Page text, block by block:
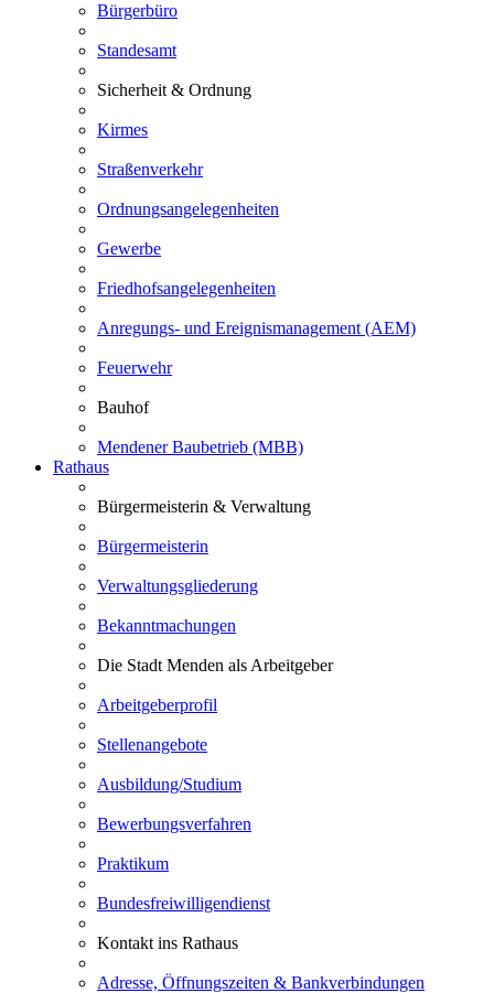
Bürgerbüro
Standesamt
Sicherheit & Ordnung
Kirmes
Straßenverkehr
Ordnungsangelegenheiten
Gewerbe
Friedhofsangelegenheiten
Anregungs- und Ereignismanagement (AEM)
Feuerwehr
Bauhof
Mendener Baubetrieb (MBB)
Rathaus
Bürgermeisterin & Verwaltung
Bürgermeisterin
Verwaltungsgliederung
Bekanntmachungen
Die Stadt Menden als Arbeitgeber
Arbeitgeberprofil
Stellenangebote
Ausbildung/Studium
Bewerbungsverfahren
Praktikum
Bundesfreiwilligendienst
Kontakt ins Rathaus
Adresse, Öffnungszeiten & Bankverbindungen